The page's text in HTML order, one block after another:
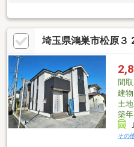
等☆広々リビング1６帖の４ＳＬ
なリビング照明付き♪☆カースペ
♪（防草シートシート付砂利使
住宅性能評価書取得◇弊社ロー
のため、ご案内のお問い合わせ
埼玉県鴻巣市松原３
間取
建
土
築年
その